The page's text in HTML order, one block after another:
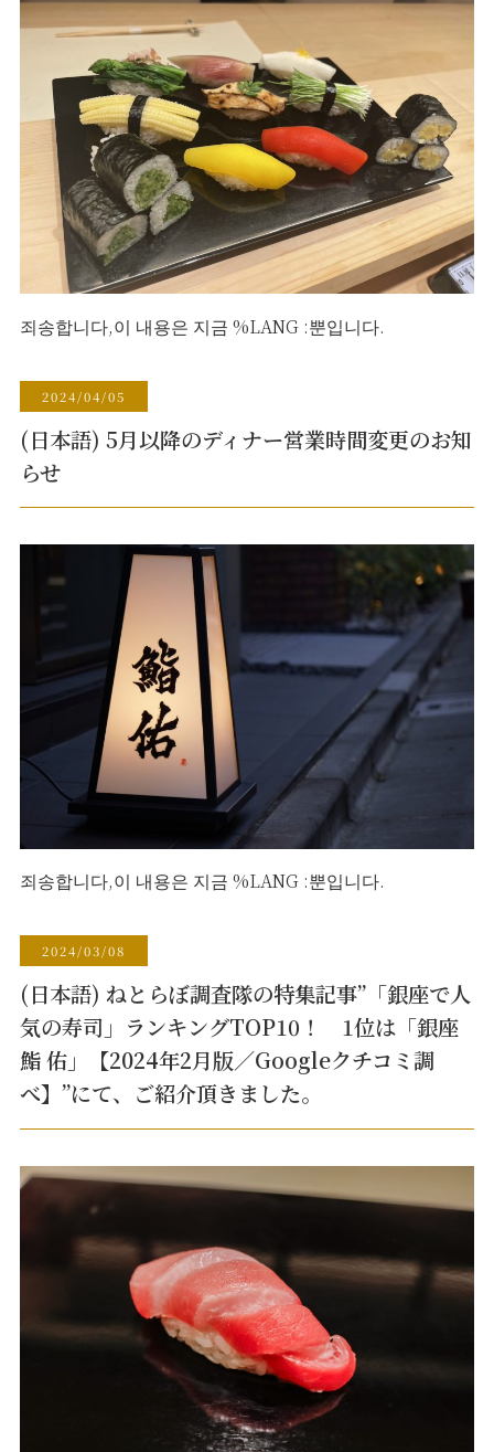
죄송합니다,이 내용은 지금 %LANG :뿐입니다.
2024/04/05
(日本語) 5月以降のディナー営業時間変更のお知
らせ
죄송합니다,이 내용은 지금 %LANG :뿐입니다.
2024/03/08
(日本語) ねとらぼ調査隊の特集記事”「銀座で人
気の寿司」ランキングTOP10！ 1位は「銀座
鮨 佑」【2024年2月版／Googleクチコミ調
べ】”にて、ご紹介頂きました。